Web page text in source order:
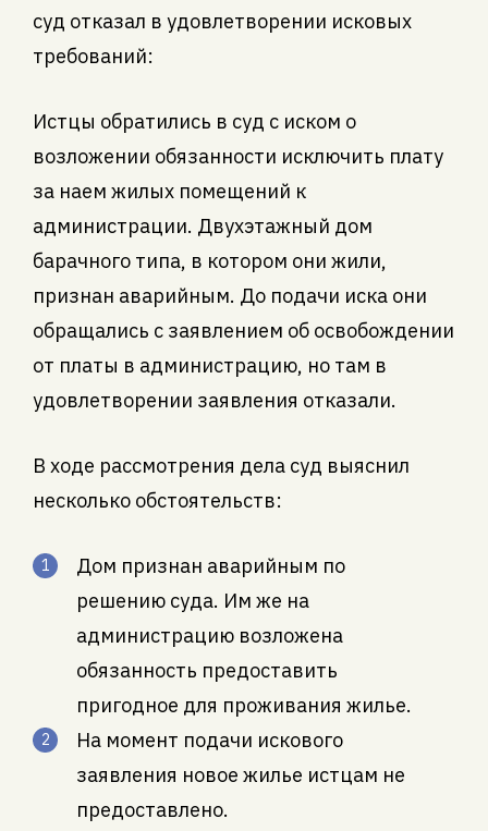
суд отказал в удовлетворении исковых
требований:
Истцы обратились в суд с иском о
возложении обязанности исключить плату
за наем жилых помещений к
администрации. Двухэтажный дом
барачного типа, в котором они жили,
признан аварийным. До подачи иска они
обращались с заявлением об освобождении
от платы в администрацию, но там в
удовлетворении заявления отказали.
В ходе рассмотрения дела суд выяснил
несколько обстоятельств:
Дом признан аварийным по
решению суда. Им же на
администрацию возложена
обязанность предоставить
пригодное для проживания жилье.
На момент подачи искового
заявления новое жилье истцам не
предоставлено.